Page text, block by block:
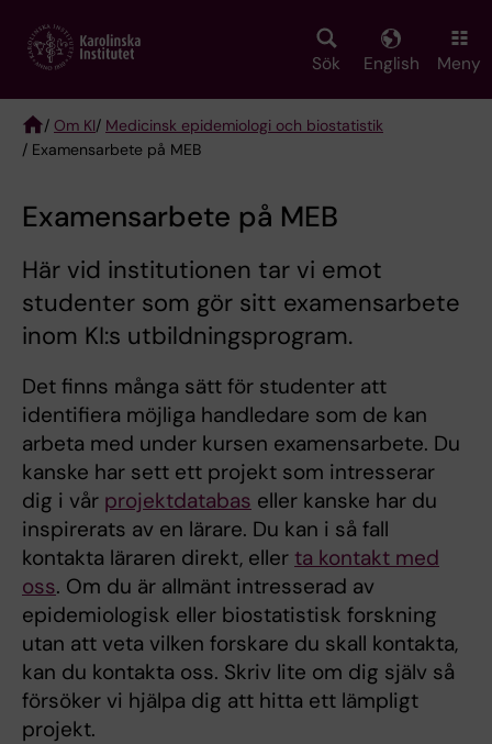
main
Sök English Meny
Breadcrumb
/ Om KI/ Medicinsk epidemiologi och biostatistik
/ Examensarbete på MEB
Examensarbete på MEB
Här vid institutionen tar vi emot
studenter som gör sitt examensarbete
inom KI:s utbildningsprogram.
Det finns många sätt för studenter att
identifiera möjliga handledare som de kan
arbeta med under kursen examensarbete. Du
kanske har sett ett projekt som intresserar
dig i vår projektdatabas eller kanske har du
inspirerats av en lärare. Du kan i så fall
kontakta läraren direkt, eller ta kontakt med
oss. Om du är allmänt intresserad av
epidemiologisk eller biostatistisk forskning
utan att veta vilken forskare du skall kontakta,
kan du kontakta oss. Skriv lite om dig själv så
försöker vi hjälpa dig att hitta ett lämpligt
projekt.